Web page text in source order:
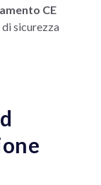
CE
sicurezza